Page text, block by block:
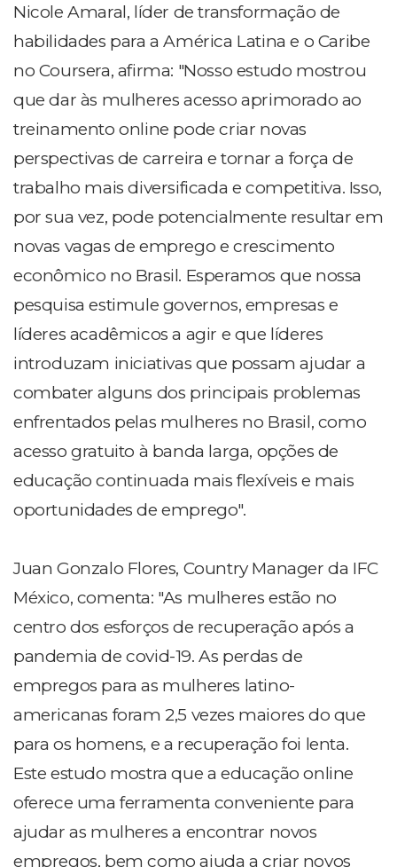
Nicole Amaral, líder de transformação de
habilidades para a América Latina e o Caribe
no Coursera, afirma: "Nosso estudo mostrou
que dar às mulheres acesso aprimorado ao
treinamento online pode criar novas
perspectivas de carreira e tornar a força de
trabalho mais diversificada e competitiva. Isso,
por sua vez, pode potencialmente resultar em
novas vagas de emprego e crescimento
econômico no Brasil. Esperamos que nossa
pesquisa estimule governos, empresas e
líderes acadêmicos a agir e que líderes
introduzam iniciativas que possam ajudar a
combater alguns dos principais problemas
enfrentados pelas mulheres no Brasil, como
acesso gratuito à banda larga, opções de
educação continuada mais flexíveis e mais
oportunidades de emprego".
Juan Gonzalo Flores, Country Manager da IFC
México, comenta: "As mulheres estão no
centro dos esforços de recuperação após a
pandemia de covid-19. As perdas de
empregos para as mulheres latino-
americanas foram 2,5 vezes maiores do que
para os homens, e a recuperação foi lenta.
Este estudo mostra que a educação online
oferece uma ferramenta conveniente para
ajudar as mulheres a encontrar novos
empregos, bem como ajuda a criar novos